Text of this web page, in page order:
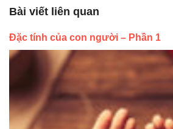
Bài viết liên quan
Đặc tính của con người – Phần 1